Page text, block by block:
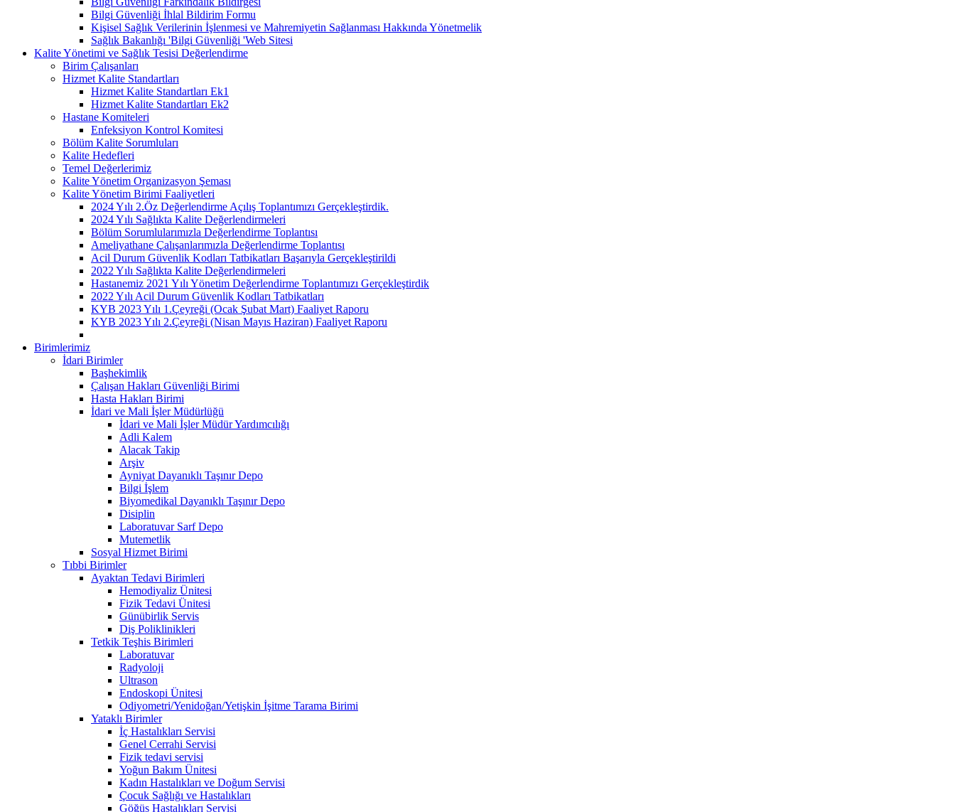
Bilgi Güvenliği İhlal Bildirim Formu
Kişisel Sağlık Verilerinin İşlenmesi ve Mahremiyetin Sağlanması Hakkında Yönetmelik
Sağlık Bakanlığı 'Bilgi Güvenliği 'Web Sitesi
Kalite Yönetimi ve Sağlık Tesisi Değerlendirme
Birim Çalışanları
Hizmet Kalite Standartları
Hizmet Kalite Standartları Ek1
Hizmet Kalite Standartları Ek2
Hastane Komiteleri
Enfeksiyon Kontrol Komitesi
Bölüm Kalite Sorumluları
Kalite Hedefleri
Temel Değerlerimiz
Kalite Yönetim Organizasyon Şeması
Kalite Yönetim Birimi Faaliyetleri
2024 Yılı 2.Öz Değerlendirme Açılış Toplantımızı Gerçekleştirdik.
2024 Yılı Sağlıkta Kalite Değerlendirmeleri
Bölüm Sorumlularımızla Değerlendirme Toplantısı
Ameliyathane Çalışanlarımızla Değerlendirme Toplantısı
Acil Durum Güvenlik Kodları Tatbikatları Başarıyla Gerçekleştirildi
2022 Yılı Sağlıkta Kalite Değerlendirmeleri
Hastanemiz 2021 Yılı Yönetim Değerlendirme Toplantımızı Gerçekleştirdik
2022 Yılı Acil Durum Güvenlik Kodları Tatbikatları
KYB 2023 Yılı 1.Çeyreği (Ocak Şubat Mart) Faaliyet Raporu
KYB 2023 Yılı 2.Çeyreği (Nisan Mayıs Haziran) Faaliyet Raporu
Birimlerimiz
İdari Birimler
Başhekimlik
Çalışan Hakları Güvenliği Birimi
Hasta Hakları Birimi
İdari ve Mali İşler Müdürlüğü
İdari ve Mali İşler Müdür Yardımcılığı
Adli Kalem
Alacak Takip
Arşiv
Ayniyat Dayanıklı Taşınır Depo
Bilgi İşlem
Biyomedikal Dayanıklı Taşınır Depo
Disiplin
Laboratuvar Sarf Depo
Mutemetlik
Sosyal Hizmet Birimi
Tıbbi Birimler
Ayaktan Tedavi Birimleri
Hemodiyaliz Ünitesi
Fizik Tedavi Ünitesi
Günübirlik Servis
Diş Poliklinikleri
Tetkik Teşhis Birimleri
Laboratuvar
Radyoloji
Ultrason
Endoskopi Ünitesi
Odiyometri/Yenidoğan/Yetişkin İşitme Tarama Birimi
Yataklı Birimler
İç Hastalıkları Servisi
Genel Cerrahi Servisi
Fizik tedavi servisi
Yoğun Bakım Ünitesi
Kadın Hastalıkları ve Doğum Servisi
Çocuk Sağlığı ve Hastalıkları
Göğüs Hastalıkları Servisi